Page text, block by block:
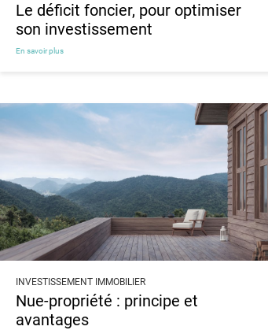
Le déficit foncier, pour optimiser
son investissement
En savoir plus
INVESTISSEMENT IMMOBILIER
Nue-propriété : principe et
avantages